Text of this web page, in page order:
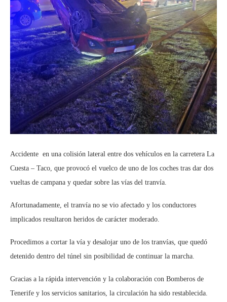
Accidente en una colisión lateral entre dos vehículos en la carretera La
Cuesta – Taco, que provocó el vuelco de uno de los coches tras dar dos
vueltas de campana y quedar sobre las vías del tranvía.
Afortunadamente, el tranvía no se vio afectado y los conductores
implicados resultaron heridos de carácter moderado.
Procedimos a cortar la vía y desalojar uno de los tranvías, que quedó
detenido dentro del túnel sin posibilidad de continuar la marcha.
Gracias a la rápida intervención y la colaboración con Bomberos de
Tenerife y los servicios sanitarios, la circulación ha sido restablecida.